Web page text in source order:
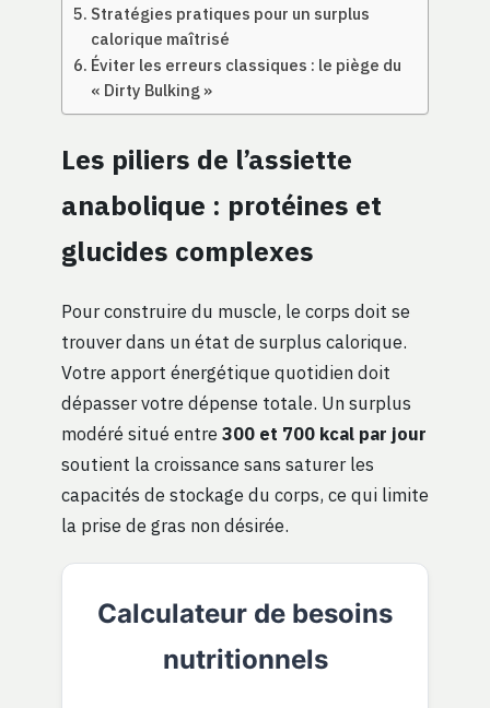
Stratégies pratiques pour un surplus
calorique maîtrisé
Éviter les erreurs classiques : le piège du
« Dirty Bulking »
Les piliers de l’assiette
anabolique : protéines et
glucides complexes
Pour construire du muscle, le corps doit se
trouver dans un état de surplus calorique.
Votre apport énergétique quotidien doit
dépasser votre dépense totale. Un surplus
modéré situé entre 300 et 700 kcal par jour
soutient la croissance sans saturer les
capacités de stockage du corps, ce qui limite
la prise de gras non désirée.
Calculateur de besoins
nutritionnels